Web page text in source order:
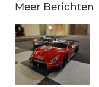
Meer Berichten